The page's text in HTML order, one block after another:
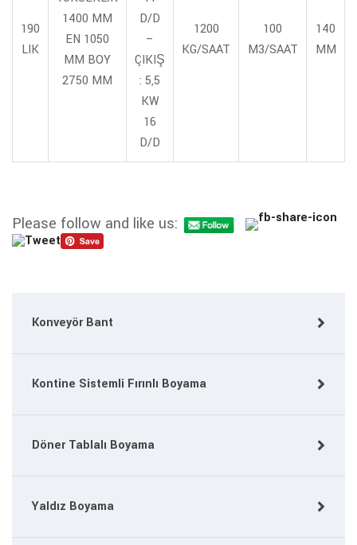
Konveyör Bant
Kontine Sistemli Fırınlı Boyama
Döner Tablalı Boyama
Yaldız Boyama
190
LIK
1400 MM
EN 1050
MM BOY
2750 MM
D/D
–
ÇIKIŞ
: 5,5
KW
16
D/D
1200
KG/SAAT
100
M3/SAAT
140
MM
Please follow and like us: